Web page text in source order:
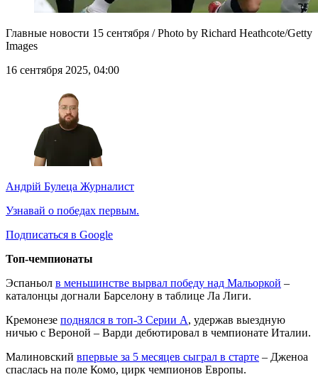
Главные новости 15 сентября / Photo by Richard Heathcote/Getty
Images
16 сентября 2025, 04:00
Андрій Булеца Журналист
Узнавай о победах первым.
Подписаться в Google
Топ-чемпионаты
Эспаньол в меньшинстве вырвал победу над Мальоркой –
каталонцы догнали Барселону в таблице Ла Лиги.
Кремонезе поднялся в топ-3 Серии А, удержав выездную
ничью с Вероной – Варди дебютировал в чемпионате Италии.
Малиновский впервые за 5 месяцев сыграл в старте – Дженоа
спаслась на поле Комо, цирк чемпионов Европы.